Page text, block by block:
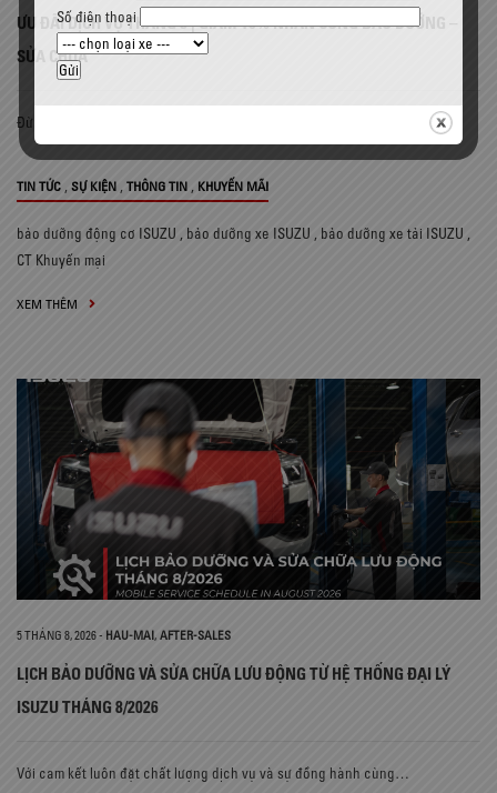
ƯU ĐÃI DỊCH VỤ THÁNG 8 | GIẢM 10% NHÂN CÔNG BẢO DƯỠNG –
SỬA CHỮA
Đừng để những hư hỏng nhỏ làm ảnh hưởng đến hiệu quả vận hành…
TIN TỨC , SỰ KIỆN , THÔNG TIN , KHUYẾN MÃI
bảo dưỡng động cơ ISUZU , bảo dưỡng xe ISUZU , bảo dưỡng xe tải ISUZU ,
CT Khuyến mại
XEM THÊM
5 THÁNG 8, 2026- HAU-MAI, AFTER-SALES
LỊCH BẢO DƯỠNG VÀ SỬA CHỮA LƯU ĐỘNG TỪ HỆ THỐNG ĐẠI LÝ
ISUZU THÁNG 8/2026
Với cam kết luôn đặt chất lượng dịch vụ và sự đồng hành cùng…
Số điện thoại